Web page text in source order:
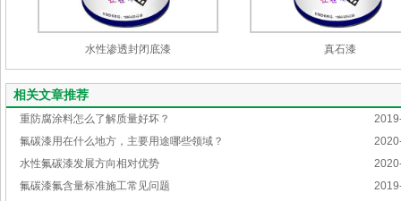
水性渗透封闭底漆 真石漆
相关文章推荐
重防腐涂料怎么了解质量好坏？
氟碳漆用在什么地方，主要用途哪些领域？
水性氟碳漆发展方向相对优势
氟碳漆氟含量标准施工常见问题